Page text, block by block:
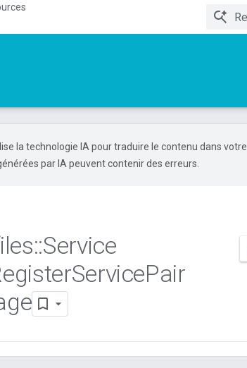
la technologie IA pour traduire le contenu dans votre
par IA peuvent contenir des erreurs.
::Service
ServicePair